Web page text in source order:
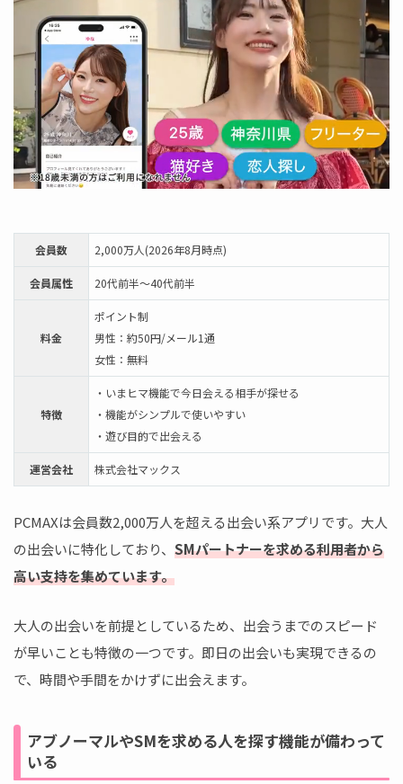
会員数 2,000万人(2026年8月時点)
会員属性 20代前半～40代前半
料金
ポイント制
男性：約50円/メール1通
女性：無料
特徴
・いまヒマ機能で今日会える相手が探せる
・機能がシンプルで使いやすい
・遊び目的で出会える
運営会社 株式会社マックス
PCMAXは会員数2,000万人を超える出会い系アプリです。大人
の出会いに特化しており、 SMパートナーを求める利用者から
高い支持を集めています。
大人の出会いを前提としているため、出会うまでのスピード
が早いことも特徴の一つです。即日の出会いも実現できるの
で、時間や手間をかけずに出会えます。
アブノーマルやSMを求める人を探す機能が備わって
いる